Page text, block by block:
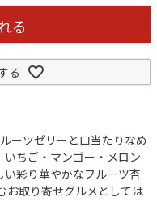
る
る
ーツゼリーと口当たりなめ
ちご・マンゴー・メロン
彩り華やかなフルーツ杏
お取り寄せグルメとしては